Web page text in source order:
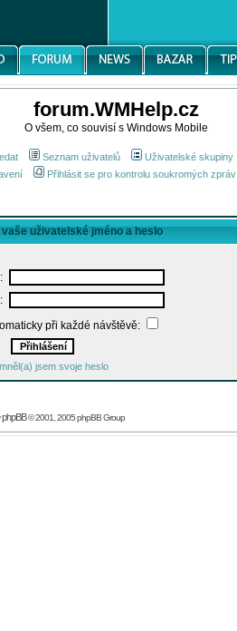
forum.WMHelp.cz
O všem, co souvisí s Windows Mobile
Seznam uživatelů Uživatelské skupiny
Přihlásit se pro kontrolu soukromých zpráv
uživatelské jméno a heslo
při každé návštěvě:
jsem svoje heslo
phpBB© 2001, 2005 phpBB Group